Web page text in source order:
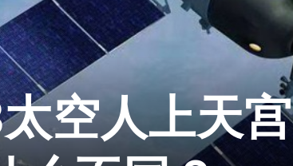
空人上天宫